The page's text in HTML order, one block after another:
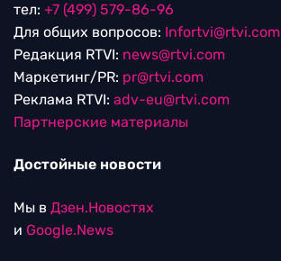
тел: +7 (499) 579-86-96
Для общих вопросов: Infortvi@rtvi.com
Редакция RTVI: news@rtvi.com
Маркетинг/PR: pr@rtvi.com
Реклама RTVI: adv-eu@rtvi.com
Партнерские материалы
Достойные новости
Мы в Дзен.Новостях
и Google.News